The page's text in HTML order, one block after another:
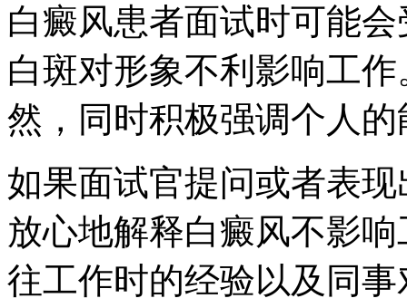
白癜风患者面试时可能
白斑对形象不利影响工
然，同时积极强调个人
如果面试官提问或者表
放心地解释白癜风不影
往工作时的经验以及同